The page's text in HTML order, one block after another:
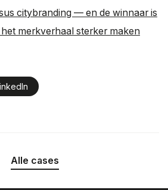
citybranding — en de winnaar is
merkverhaal sterker maken
Alle cases